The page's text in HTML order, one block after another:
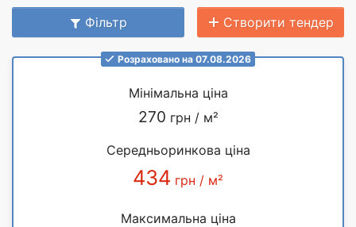
Фільтр Створити тендер
Розраховано на 07.08.2026
Мінімальна ціна
270 грн / м²
Середньоринкова ціна
434 грн / м²
Максимальна ціна